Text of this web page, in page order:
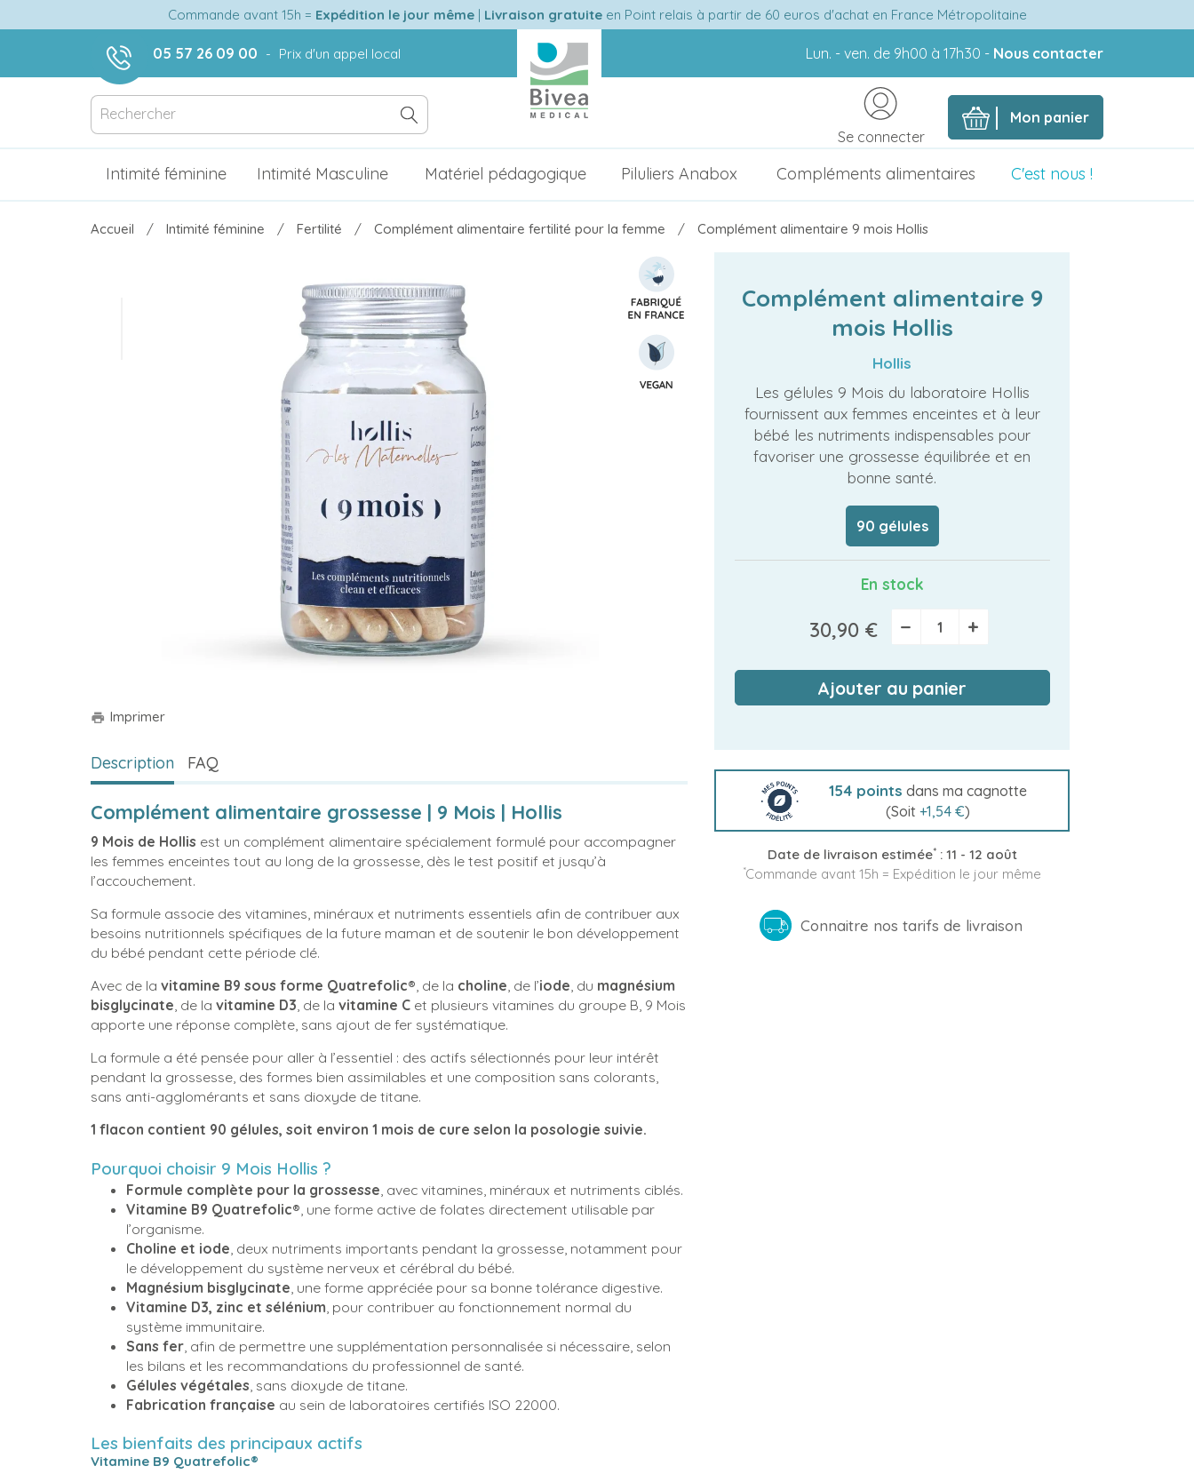
Commande avant 15h = Expédition le jour même| Livraison gratuiteen Point relais à partir de 60 euros d'achat en France Métropolitaine
05 57 26 09 00 - Prix d'un appel local Lun. - ven. de 9h00 à 17h30 - Nous contacter
Mon panier
Se connecter
Intimité féminine Intimité Masculine Matériel pédagogique Piluliers Anabox Compléments alimentaires C'est nous !
Accueil Intimité féminine Fertilité Complément alimentaire fertilité pour la femme Complément alimentaire 9 mois Hollis
print Imprimer
Complément alimentaire 9
mois Hollis
Hollis
Les gélules 9 Mois du laboratoire Hollis
fournissent aux femmes enceintes et à leur
bébé les nutriments indispensables pour
favoriser une grossesse équilibrée et en
bonne santé.
90 gélules
En stock
30,90 € − +
Ajouter au panier
154 points dans ma cagnotte
(Soit +1,54 €)
Date de livraison estimée*: 11 - 12 août
*Commande avant 15h = Expédition le jour même
Connaitre nos tarifs de livraison
Description FAQ
Complément alimentaire grossesse | 9 Mois | Hollis
9 Mois de Hollis est un complément alimentaire spécialement formulé pour accompagner
les femmes enceintes tout au long de la grossesse, dès le test positif et jusqu’à
l’accouchement.
Sa formule associe des vitamines, minéraux et nutriments essentiels afin de contribuer aux
besoins nutritionnels spécifiques de la future maman et de soutenir le bon développement
du bébé pendant cette période clé.
Avec de la vitamine B9 sous forme Quatrefolic®, de la choline, de l’iode, du magnésium
bisglycinate, de la vitamine D3, de la vitamine C et plusieurs vitamines du groupe B, 9 Mois
apporte une réponse complète, sans ajout de fer systématique.
La formule a été pensée pour aller à l’essentiel : des actifs sélectionnés pour leur intérêt
pendant la grossesse, des formes bien assimilables et une composition sans colorants,
sans anti-agglomérants et sans dioxyde de titane.
1 flacon contient 90 gélules, soit environ 1 mois de cure selon la posologie suivie.
Pourquoi choisir 9 Mois Hollis ?
Formule complète pour la grossesse , avec vitamines, minéraux et nutriments ciblés.
Vitamine B9 Quatrefolic® , une forme active de folates directement utilisable par
l’organisme.
Choline et iode , deux nutriments importants pendant la grossesse, notamment pour
le développement du système nerveux et cérébral du bébé.
Magnésium bisglycinate , une forme appréciée pour sa bonne tolérance digestive.
Vitamine D3, zinc et sélénium , pour contribuer au fonctionnement normal du
système immunitaire.
Sans fer , afin de permettre une supplémentation personnalisée si nécessaire, selon
les bilans et les recommandations du professionnel de santé.
Gélules végétales , sans dioxyde de titane.
Fabrication française au sein de laboratoires certifiés ISO 22000.
Les bienfaits des principaux actifs
Vitamine B9 Quatrefolic®